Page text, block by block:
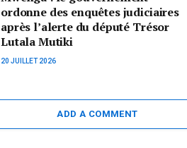
ordonne des enquêtes judiciaires
après l’alerte du député Trésor
Lutala Mutiki
20 JUILLET 2026
ADD A COMMENT